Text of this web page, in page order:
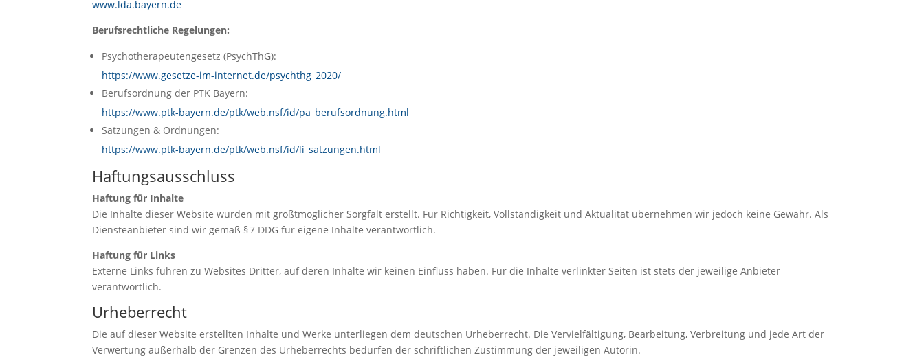
www.lda.bayern.de
Berufsrechtliche Regelungen:
Psychotherapeutengesetz (PsychThG):
https://www.gesetze-im-internet.de/psychthg_2020/
Berufsordnung der PTK Bayern:
https://www.ptk-bayern.de/ptk/web.nsf/id/pa_berufsordnung.html
Satzungen & Ordnungen:
https://www.ptk-bayern.de/ptk/web.nsf/id/li_satzungen.html
Haftungsausschluss
Haftung für Inhalte
Die Inhalte dieser Website wurden mit größtmöglicher Sorgfalt erstellt. Für Richtigkeit, Vollständigkeit und Aktualität übernehmen wir jedoch keine Gewähr. Als
Diensteanbieter sind wir gemäß § 7 DDG für eigene Inhalte verantwortlich.
Haftung für Links
Externe Links führen zu Websites Dritter, auf deren Inhalte wir keinen Einfluss haben. Für die Inhalte verlinkter Seiten ist stets der jeweilige Anbieter
verantwortlich.
Urheberrecht
Die auf dieser Website erstellten Inhalte und Werke unterliegen dem deutschen Urheberrecht. Die Vervielfältigung, Bearbeitung, Verbreitung und jede Art der
Verwertung außerhalb der Grenzen des Urheberrechts bedürfen der schriftlichen Zustimmung der jeweiligen Autorin.